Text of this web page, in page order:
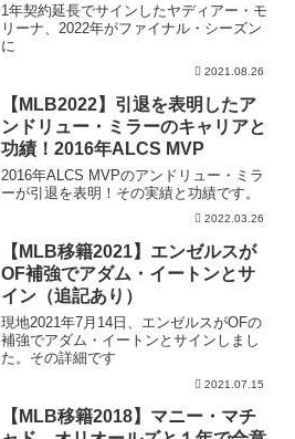
1年契約延長でサインしたヤディアー・モ
リーナ、2022年がファイナル・シーズン
に
2021.08.26
【MLB2022】引退を表明したア
ンドリュー・ミラーのキャリアと
功績！2016年ALCS MVP
2016年ALCS MVPのアンドリュー・ミラ
ーが引退を表明！その実績と功績です。
2022.03.26
【MLB移籍2021】エンゼルスが
OF補強でアダム・イートンとサ
イン（追記あり）
現地2021年7月14日、エンゼルスがOFの
補強でアダム・イートンとサインしまし
た。その詳細です
2021.07.15
【MLB移籍2018】マニー・マチ